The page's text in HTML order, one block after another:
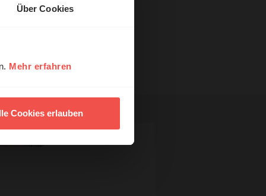
Über Cookies
Mehr erfahren
Cookies erlauben